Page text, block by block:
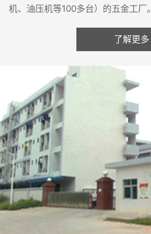
机、油压机等100多台）的五金工厂。
了解更多